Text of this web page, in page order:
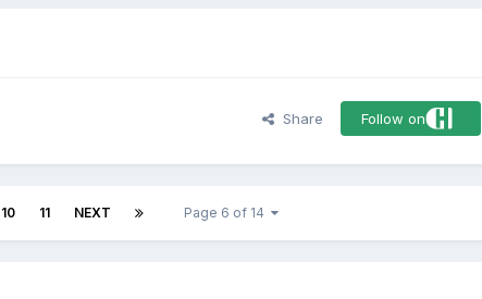
Share Follow on
10 11 NEXT Page 6 of 14